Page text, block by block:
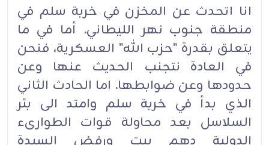
انا اتحدث عن المخزن في خربة سلم في
منطقة جنوب نهر الليطاني. أما في ما
يتعلق بقدرة "حزب الله" العسكرية، فنحن
في العادة نتجنب الحديث عنها وعن
حدودها وعن ضوابطها. اما الحادث الثاني
الذي بدأ في خربة سلم وامتد الى بئر
السلاسل بعد محاولة قوات الطوارىء